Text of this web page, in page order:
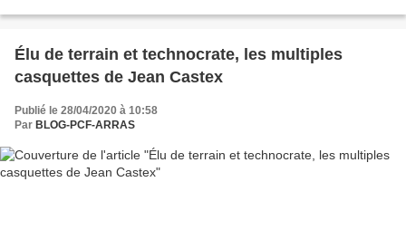
Élu de terrain et technocrate, les multiples
casquettes de Jean Castex
Publié le 28/04/2020 à 10:58
Par BLOG-PCF-ARRAS